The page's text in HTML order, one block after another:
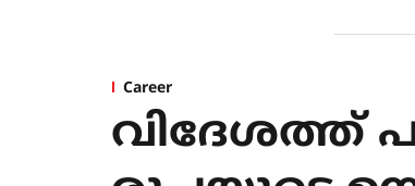
Career
വിദേശത്ത്